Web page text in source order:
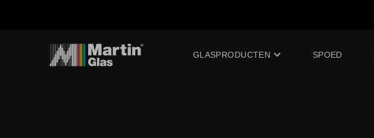
GLASPRODUCTEN SPOED